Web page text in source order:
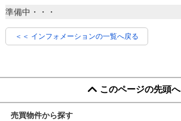
準備中・・・
＜＜ インフォメーションの一覧へ戻る
このページの先頭へ
売買物件から探す